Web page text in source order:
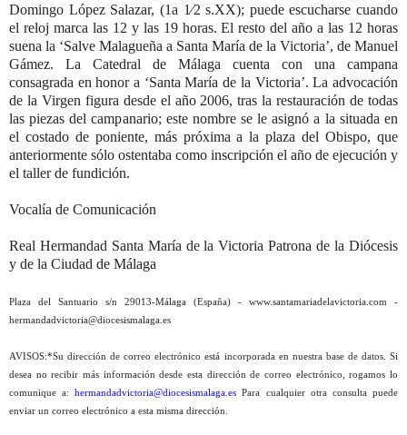
Domingo López Salazar, (1a 1⁄2s.XX); puede escucharse cuando
el reloj marca las 12 y las 19 horas. El resto del año a las 12 horas
suena la ‘Salve Malagueña a Santa María de la Victoria’, de Manuel
Gámez. La Catedral de Málaga cuenta con una campana
consagrada en honor a ‘Santa María de la Victoria’. La advocación
de la Virgen figura desde el año 2006, tras la restauración de todas
las piezas del campanario; este nombre se le asignó a la situada en
el costado de poniente, más próxima a la plaza del Obispo, que
anteriormente sólo ostentaba como inscripción el año de ejecución y
el taller de fundición.
Vocalía de Comunicación
Real Hermandad Santa María de la Victoria Patrona de la Diócesis
y de la Ciudad de Málaga
Plaza del Santuario s/n 29013-Málaga (España) - www.santamariadelavictoria.com -
hermandadvictoria@diocesismalaga.es
AVISOS:*Su dirección de correo electrónico está incorporada en nuestra base de datos. Si
desea no recibir más información desde esta dirección de correo electrónico, rogamos lo
comunique a:hermandadvictoria@diocesismalaga.esPara cualquier otra consulta puede
enviar un correo electrónico a esta misma dirección.